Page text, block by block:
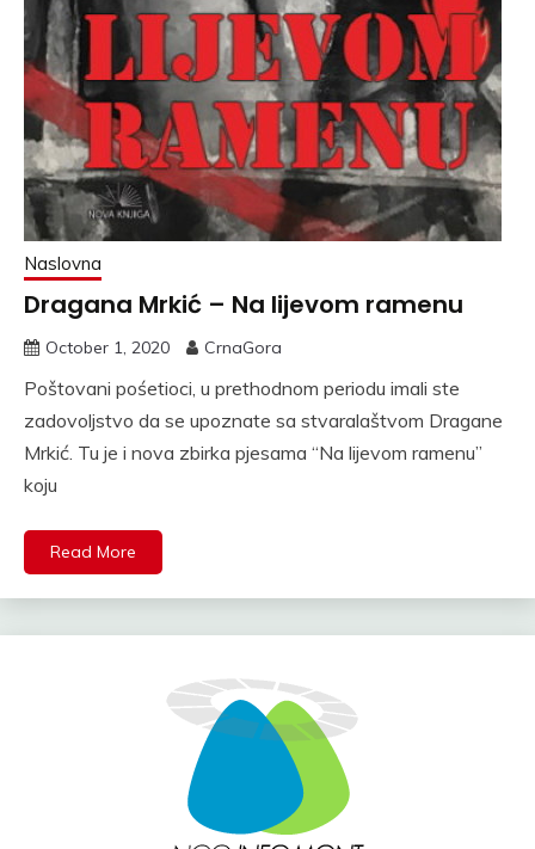
Naslovna
Dragana Mrkić – Na lijevom ramenu
October 1, 2020 CrnaGora
Poštovani pośetioci, u prethodnom periodu imali ste
zadovoljstvo da se upoznate sa stvaralaštvom Dragane
Mrkić. Tu je i nova zbirka pjesama “Na lijevom ramenu”
koju
Read More